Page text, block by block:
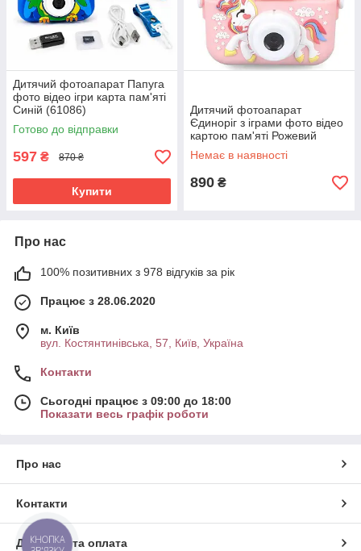
Дитячий фотоапарат Папуга
фото відео ігри карта пам'яті
Синій (61086)
Готово до відправки
597 ₴ 870 ₴
Купити
Дитячий фотоапарат
Єдиноріг з іграми фото відео
картою пам'яті Рожевий
(60708)
Немає в наявності
890 ₴
Про нас
100% позитивних з 978 відгуків за рік
Працює з 28.06.2020
м. Київ
вул. Костянтинівська, 57, Київ, Україна
Контакти
Сьогодні працює з 09:00 до 18:00
Показати весь графік роботи
Про нас
Контакти
Доставка та оплата
КНОПКА